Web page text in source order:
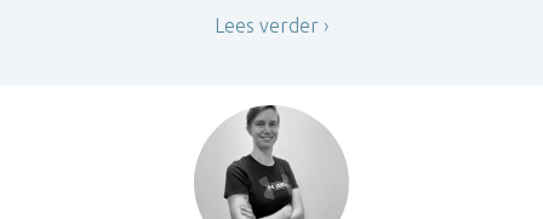
Lees verder